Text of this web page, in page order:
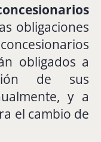
obligaciones
concesionarios
obligados a
de sus
y a
el cambio de